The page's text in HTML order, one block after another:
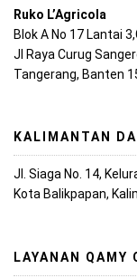
Ruko L’Agricola
Blok A No 17 Lantai
Jl Raya Curug
Tangerang, Banten
KALIMANTAN
Jl. Siaga No. 14,
Kota Balikpapan,
LAYANAN QAMY